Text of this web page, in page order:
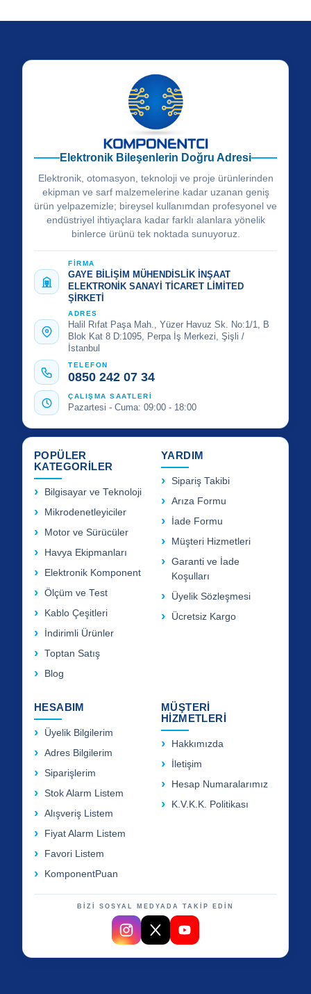
Elektronik Bileşenlerin Doğru Adresi
Elektronik, otomasyon, teknoloji ve proje ürünlerinden
ekipman ve sarf malzemelerine kadar uzanan geniş
ürün yelpazemizle; bireysel kullanımdan profesyonel ve
endüstriyel ihtiyaçlara kadar farklı alanlara yönelik
binlerce ürünü tek noktada sunuyoruz.
FİRMA
GAYE BİLİŞİM MÜHENDİSLİK İNŞAAT
ELEKTRONİK SANAYİ TİCARET LİMİTED
ŞİRKETİ
ADRES
Halil Rıfat Paşa Mah., Yüzer Havuz Sk. No:1/1, B
Blok Kat 8 D:1095, Perpa İş Merkezi, Şişli /
İstanbul
TELEFON
0850 242 07 34
ÇALIŞMA SAATLERİ
Pazartesi - Cuma: 09:00 - 18:00
POPÜLER
KATEGORİLER
Bilgisayar ve Teknoloji
Mikrodenetleyiciler
Motor ve Sürücüler
Havya Ekipmanları
Elektronik Komponent
Ölçüm ve Test
Kablo Çeşitleri
İndirimli Ürünler
Toptan Satış
Blog
YARDIM
Sipariş Takibi
Arıza Formu
İade Formu
Müşteri Hizmetleri
Garanti ve İade
Koşulları
Üyelik Sözleşmesi
Ücretsiz Kargo
HESABIM
Üyelik Bilgilerim
Adres Bilgilerim
Siparişlerim
Stok Alarm Listem
Alışveriş Listem
Fiyat Alarm Listem
Favori Listem
KomponentPuan
MÜŞTERİ
HİZMETLERİ
Hakkımızda
İletişim
Hesap Numaralarımız
K.V.K.K. Politikası
BİZİ SOSYAL MEDYADA TAKİP EDİN